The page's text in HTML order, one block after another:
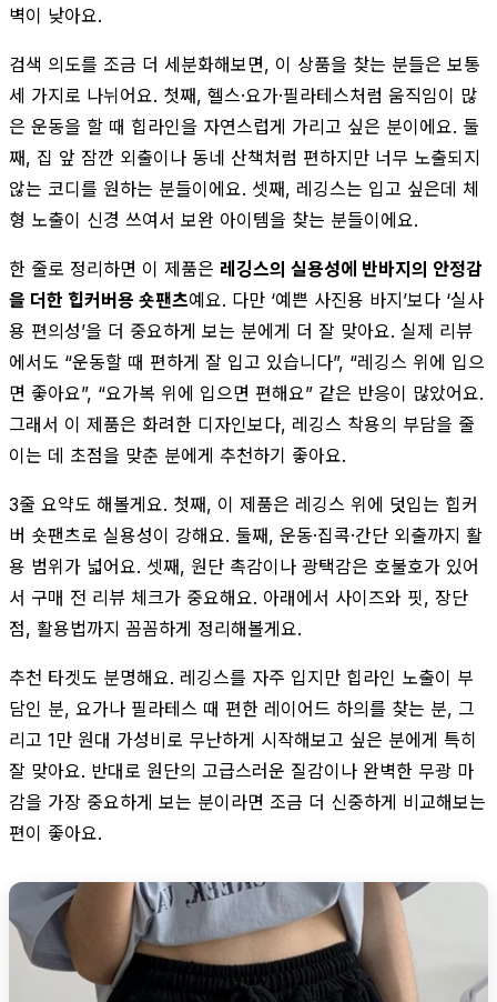
벽이 낮아요.
검색 의도를 조금 더 세분화해보면, 이 상품을 찾는 분들은 보통
세 가지로 나뉘어요. 첫째, 헬스·요가·필라테스처럼 움직임이 많
은 운동을 할 때 힙라인을 자연스럽게 가리고 싶은 분이에요. 둘
째, 집 앞 잠깐 외출이나 동네 산책처럼 편하지만 너무 노출되지
않는 코디를 원하는 분들이에요. 셋째, 레깅스는 입고 싶은데 체
형 노출이 신경 쓰여서 보완 아이템을 찾는 분들이에요.
한 줄로 정리하면 이 제품은 레깅스의 실용성에 반바지의 안정감
을 더한 힙커버용 숏팬츠예요. 다만 ‘예쁜 사진용 바지’보다 ‘실사
용 편의성’을 더 중요하게 보는 분에게 더 잘 맞아요. 실제 리뷰
에서도 “운동할 때 편하게 잘 입고 있습니다”, “레깅스 위에 입으
면 좋아요”, “요가복 위에 입으면 편해요” 같은 반응이 많았어요.
그래서 이 제품은 화려한 디자인보다, 레깅스 착용의 부담을 줄
이는 데 초점을 맞춘 분에게 추천하기 좋아요.
3줄 요약도 해볼게요. 첫째, 이 제품은 레깅스 위에 덧입는 힙커
버 숏팬츠로 실용성이 강해요. 둘째, 운동·집콕·간단 외출까지 활
용 범위가 넓어요. 셋째, 원단 촉감이나 광택감은 호불호가 있어
서 구매 전 리뷰 체크가 중요해요. 아래에서 사이즈와 핏, 장단
점, 활용법까지 꼼꼼하게 정리해볼게요.
추천 타겟도 분명해요. 레깅스를 자주 입지만 힙라인 노출이 부
담인 분, 요가나 필라테스 때 편한 레이어드 하의를 찾는 분, 그
리고 1만 원대 가성비로 무난하게 시작해보고 싶은 분에게 특히
잘 맞아요. 반대로 원단의 고급스러운 질감이나 완벽한 무광 마
감을 가장 중요하게 보는 분이라면 조금 더 신중하게 비교해보는
편이 좋아요.